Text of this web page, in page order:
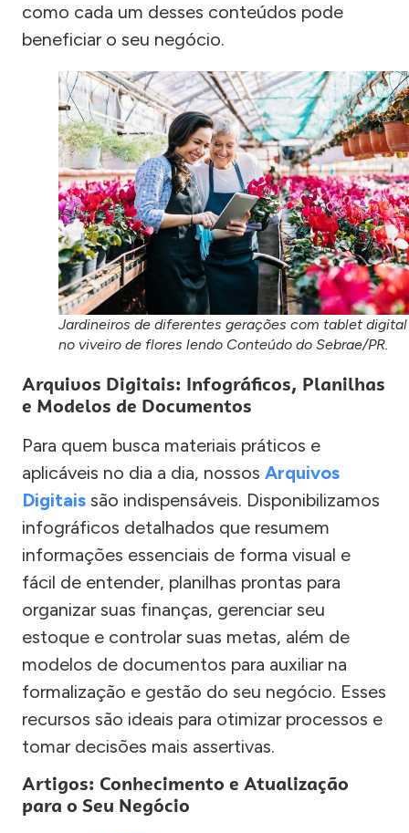
como cada um desses conteúdos pode
beneficiar o seu negócio.
Jardineiros de diferentes gerações com tablet digital
no viveiro de flores lendo Conteúdo do Sebrae/PR.
Arquivos Digitais: Infográficos, Planilhas
e Modelos de Documentos
Para quem busca materiais práticos e
aplicáveis no dia a dia, nossos Arquivos
Digitais são indispensáveis. Disponibilizamos
infográficos detalhados que resumem
informações essenciais de forma visual e
fácil de entender, planilhas prontas para
organizar suas finanças, gerenciar seu
estoque e controlar suas metas, além de
modelos de documentos para auxiliar na
formalização e gestão do seu negócio. Esses
recursos são ideais para otimizar processos e
tomar decisões mais assertivas.
Artigos: Conhecimento e Atualização
para o Seu Negócio